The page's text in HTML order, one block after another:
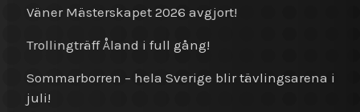
Väner Mästerskapet 2026 avgjort!
Trollingträff Åland i full gång!
Sommarborren – hela Sverige blir tävlingsarena i
juli!